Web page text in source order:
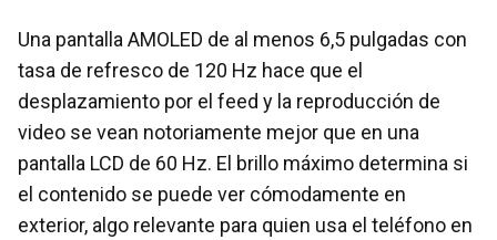
Una pantalla AMOLED de al menos 6,5 pulgadas con
tasa de refresco de 120 Hz hace que el
desplazamiento por el feed y la reproducción de
video se vean notoriamente mejor que en una
pantalla LCD de 60 Hz. El brillo máximo determina si
el contenido se puede ver cómodamente en
exterior, algo relevante para quien usa el teléfono en